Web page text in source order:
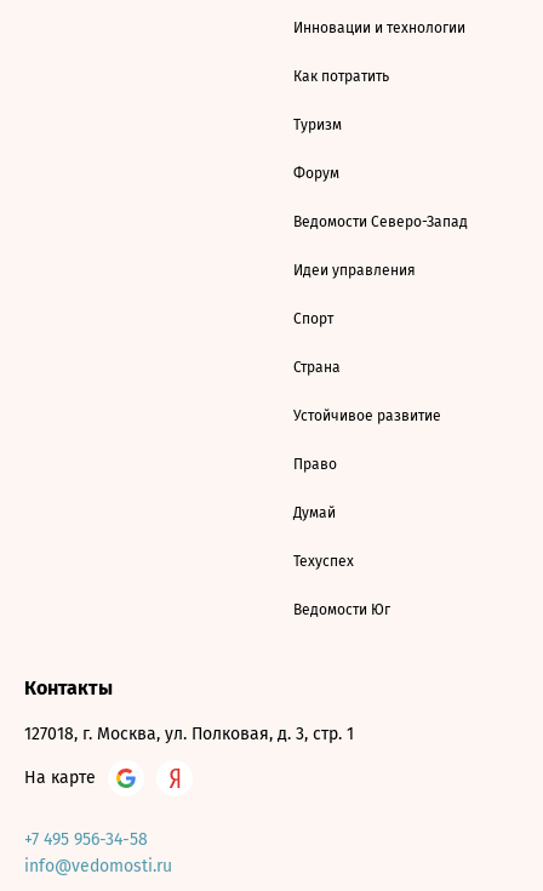
Инновации и технологии
Как потратить
Туризм
Форум
Ведомости Северо-Запад
Идеи управления
Спорт
Страна
Устойчивое развитие
Право
Думай
Техуспех
Ведомости Юг
Контакты
127018, г. Москва, ул. Полковая, д. 3, стр. 1
На карте
+7 495 956-34-58
info@vedomosti.ru